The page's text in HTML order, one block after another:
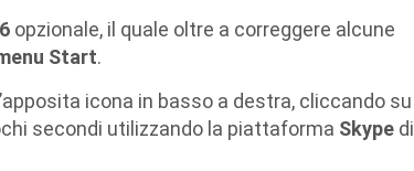
opzionale, il quale oltre a correggere alcune
Start.
icona in basso a destra, cliccando su
secondi utilizzando la piattaforma Skype di